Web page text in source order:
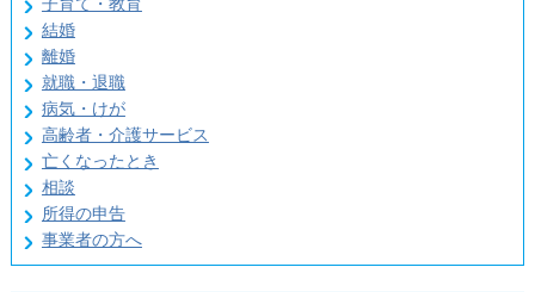
結婚
離婚
就職・退職
病気・けが
高齢者・介護サービス
亡くなったとき
相談
所得の申告
事業者の方へ